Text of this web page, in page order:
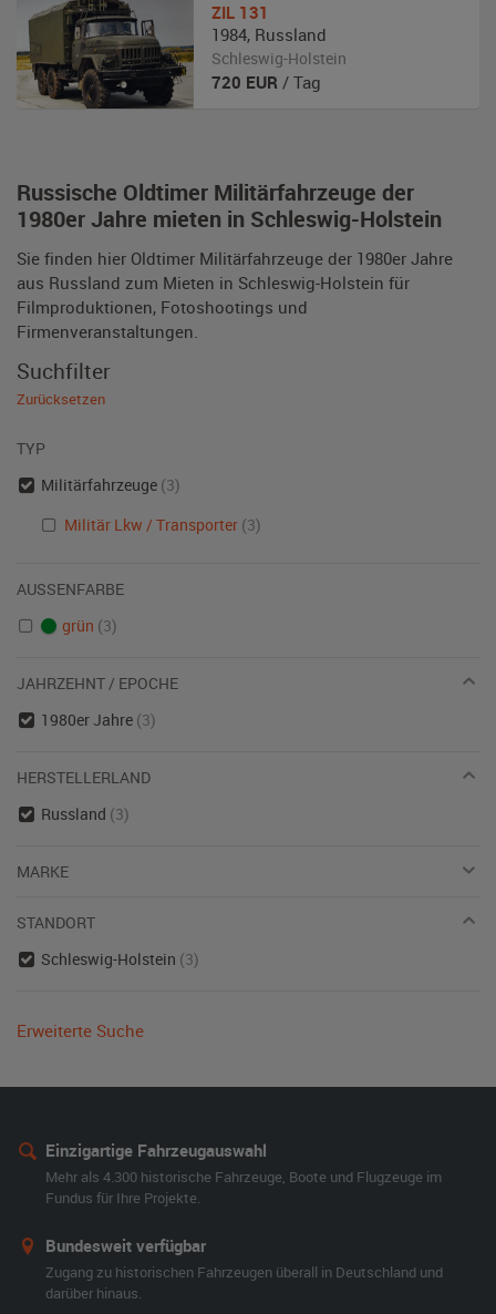
Russische Oldtimer Militärfahrzeuge der
1980er Jahre mieten in Schleswig-Holstein
Sie finden hier Oldtimer Militärfahrzeuge der 1980er Jahre
aus Russland zum Mieten in Schleswig-Holstein für
Filmproduktionen, Fotoshootings und
Firmenveranstaltungen.
ZIL 131
1984, Russland
Schleswig-Holstein
720 EUR / Tag
Suchfilter
Zurücksetzen
TYP
Militärfahrzeuge (3)
Militär Lkw / Transporter (3)
AUSSENFARBE
grün (3)
JAHRZEHNT / EPOCHE
1980er Jahre (3)
HERSTELLERLAND
Russland (3)
MARKE
STANDORT
Schleswig-Holstein (3)
Erweiterte Suche
Einzigartige Fahrzeugauswahl
Mehr als 4.300 historische Fahrzeuge, Boote und Flugzeuge im
Fundus für Ihre Projekte.
Bundesweit verfügbar
Zugang zu historischen Fahrzeugen überall in Deutschland und
darüber hinaus.